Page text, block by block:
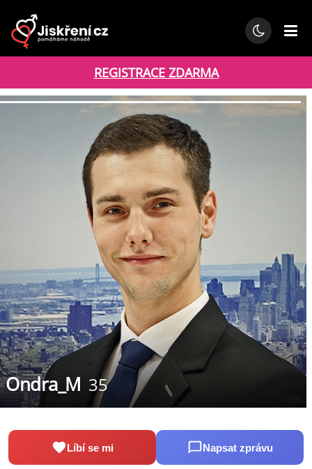
REGISTRACE ZDARMA
Ondra_M 35
Líbí se mi Napsat zprávu